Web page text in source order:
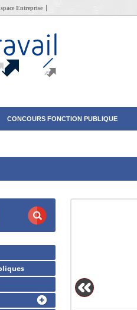
Entreprise
CONCOURS FONCTION PUBLIQUE